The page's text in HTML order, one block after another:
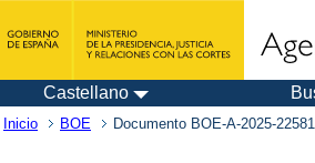
Castellano
Inicio BOE Documento BOE-A-2025-22581